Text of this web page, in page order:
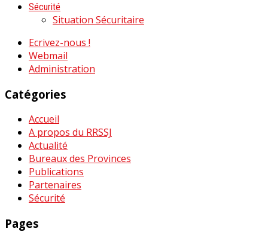
Sécurité
Situation Sécuritaire
Ecrivez-nous !
Webmail
Administration
Catégories
Accueil
A propos du RRSSJ
Actualité
Bureaux des Provinces
Publications
Partenaires
Sécurité
Pages